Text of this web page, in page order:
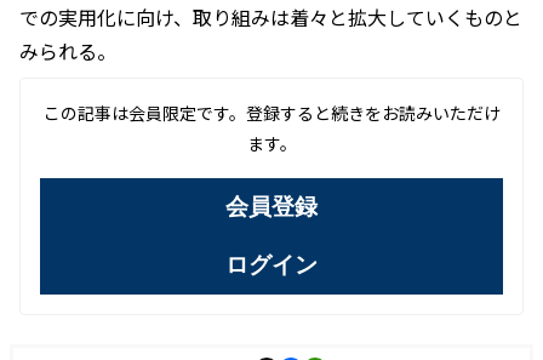
での実用化に向け、取り組みは着々と拡大していくものと
みられる。
この記事は会員限定です。登録すると続きをお読みいただけ
ます。
会員登録
ログイン